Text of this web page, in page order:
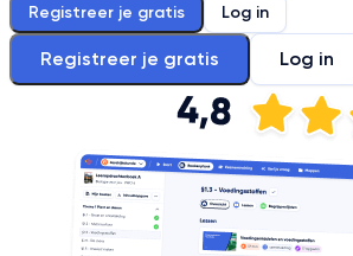
Registreer je gratis Log in
Registreer je gratis Log in